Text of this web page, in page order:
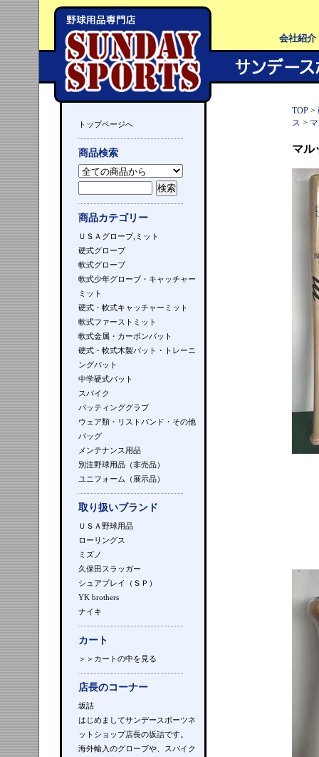
会社紹介
トップページへ
商品検索
商品カテゴリー
ＵＳＡグローブ,ミット
硬式グローブ
軟式グローブ
軟式少年グローブ・キャッチャー
ミット
硬式・軟式キャッチャーミット
軟式ファーストミット
軟式金属・カーボンバット
硬式・軟式木製バット・トレーニ
ングバット
中学硬式バット
スパイク
バッティンググラブ
ウェア類・リストバンド・その他
バッグ
メンテナンス用品
別注野球用品（非売品）
ユニフォーム（展示品）
取り扱いブランド
ＵＳＡ野球用品
ローリングス
ミズノ
久保田スラッガー
シュアプレイ（ＳＰ）
YK brothers
ナイキ
カート
＞＞カートの中を見る
店長のコーナー
坂詰
はじめましてサンデースポーツネ
ットショップ店長の坂詰です。
海外輸入のグローブや、スパイク
TOP >
ス >
マル